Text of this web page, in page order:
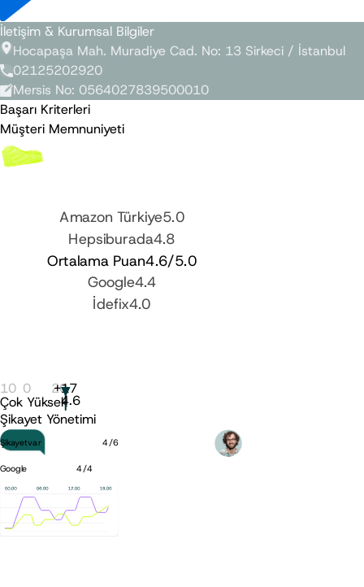
İletişim & Kurumsal Bilgiler
Hocapaşa Mah. Muradiye Cad. No: 13 Sirkeci / İstanbul
02125202920
Mersis No: 0564027839500010
Başarı Kriterleri
Müşteri Memnuniyeti
Amazon Türkiye5.0
Hepsiburada4.8
Ortalama Puan4.6/5.0
Google4.4
İdefix4.0
10 0 20
+17
4.6
Çok Yüksek
Şikayet Yönetimi
Şikayetvar 4/6
Google 4/4